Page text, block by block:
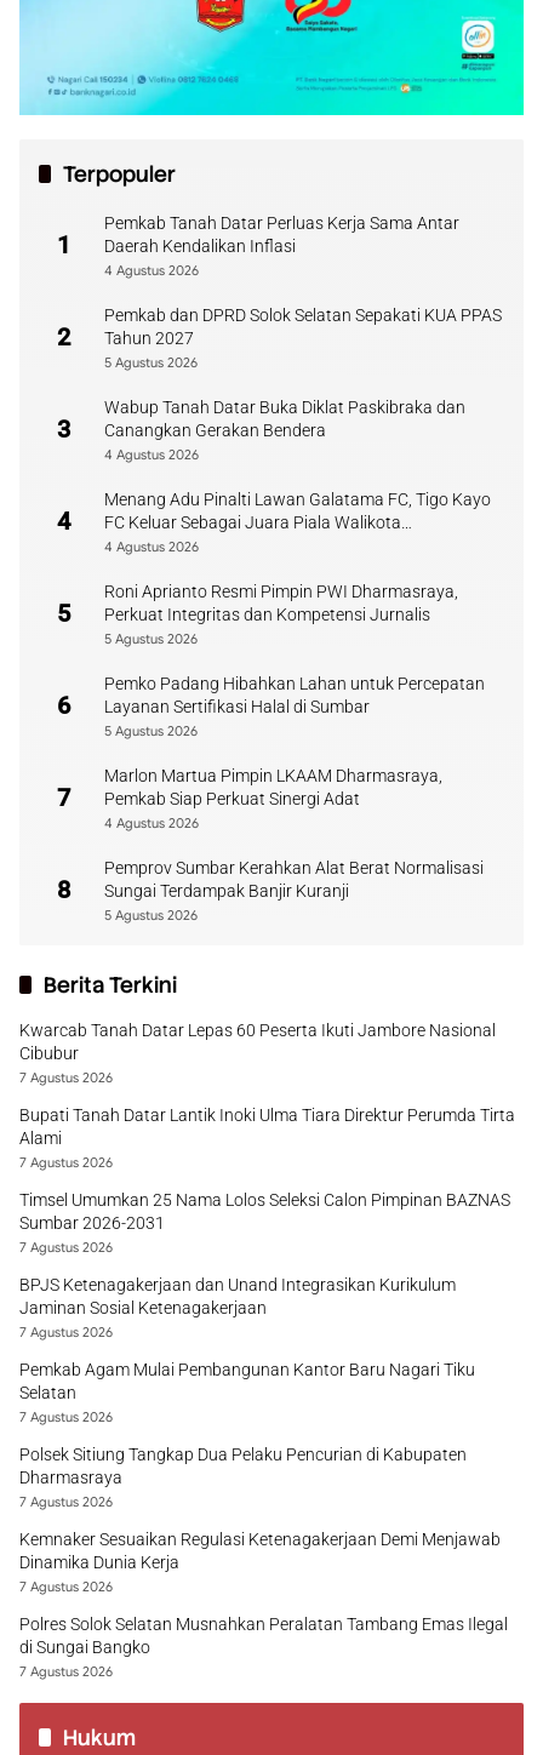
Terpopuler
1
Pemkab Tanah Datar Perluas Kerja Sama Antar
Daerah Kendalikan Inflasi
4 Agustus 2026
2
Pemkab dan DPRD Solok Selatan Sepakati KUA PPAS
Tahun 2027
5 Agustus 2026
3
Wabup Tanah Datar Buka Diklat Paskibraka dan
Canangkan Gerakan Bendera
4 Agustus 2026
4
Menang Adu Pinalti Lawan Galatama FC, Tigo Kayo
FC Keluar Sebagai Juara Piala Walikota
Payakumbuh
4 Agustus 2026
5
Roni Aprianto Resmi Pimpin PWI Dharmasraya,
Perkuat Integritas dan Kompetensi Jurnalis
5 Agustus 2026
6
Pemko Padang Hibahkan Lahan untuk Percepatan
Layanan Sertifikasi Halal di Sumbar
5 Agustus 2026
7
Marlon Martua Pimpin LKAAM Dharmasraya,
Pemkab Siap Perkuat Sinergi Adat
4 Agustus 2026
8
Pemprov Sumbar Kerahkan Alat Berat Normalisasi
Sungai Terdampak Banjir Kuranji
5 Agustus 2026
Berita Terkini
Kwarcab Tanah Datar Lepas 60 Peserta Ikuti Jambore Nasional
Cibubur
7 Agustus 2026
Bupati Tanah Datar Lantik Inoki Ulma Tiara Direktur Perumda Tirta
Alami
7 Agustus 2026
Timsel Umumkan 25 Nama Lolos Seleksi Calon Pimpinan BAZNAS
Sumbar 2026-2031
7 Agustus 2026
BPJS Ketenagakerjaan dan Unand Integrasikan Kurikulum
Jaminan Sosial Ketenagakerjaan
7 Agustus 2026
Pemkab Agam Mulai Pembangunan Kantor Baru Nagari Tiku
Selatan
7 Agustus 2026
Polsek Sitiung Tangkap Dua Pelaku Pencurian di Kabupaten
Dharmasraya
7 Agustus 2026
Kemnaker Sesuaikan Regulasi Ketenagakerjaan Demi Menjawab
Dinamika Dunia Kerja
7 Agustus 2026
Polres Solok Selatan Musnahkan Peralatan Tambang Emas Ilegal
di Sungai Bangko
7 Agustus 2026
Hukum